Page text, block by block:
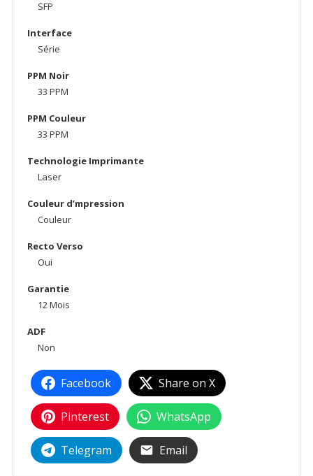
SFP
Interface
Série
PPM Noir
33 PPM
PPM Couleur
33 PPM
Technologie Imprimante
Laser
Couleur d’mpression
Couleur
Recto Verso
Oui
Garantie
12 Mois
ADF
Non
Facebook Share on X
Pinterest WhatsApp
Telegram Email